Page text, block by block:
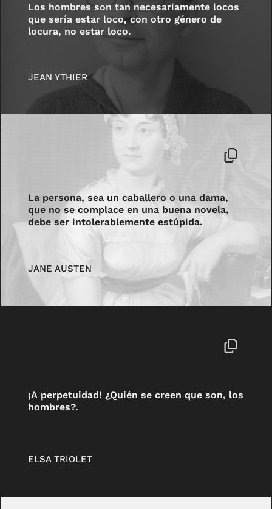
Los hombres son tan necesariamente locos
que sería estar loco, con otro género de
locura, no estar loco.
JEAN YTHIER
La persona, sea un caballero o una dama,
que no se complace en una buena novela,
debe ser intolerablemente estúpida.
JANE AUSTEN
¡A perpetuidad! ¿Quién se creen que son, los
hombres?.
ELSA TRIOLET